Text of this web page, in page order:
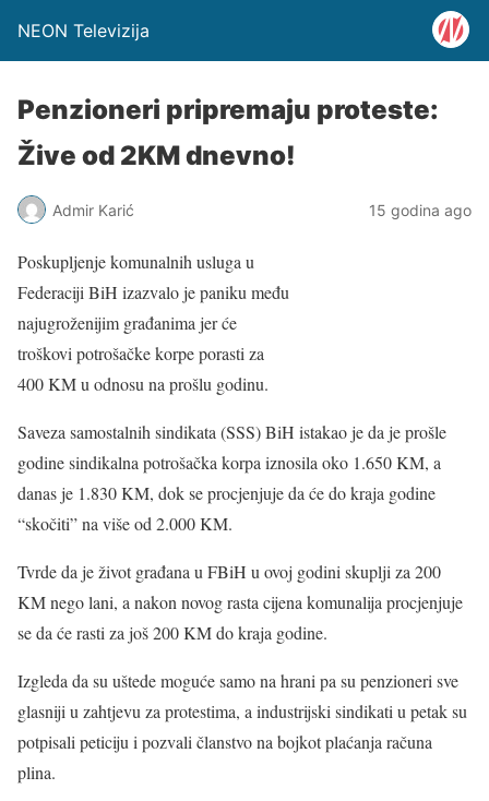
NEON Televizija
Penzioneri pripremaju proteste:
Žive od 2KM dnevno!
Admir Karić 15 godina ago
Poskupljenje komunalnih usluga u
Federaciji BiH izazvalo je paniku među
najugroženijim građanima jer će
troškovi potrošačke korpe porasti za
400 KM u odnosu na prošlu godinu.
Saveza samostalnih sindikata (SSS) BiH istakao je da je prošle
godine sindikalna potrošačka korpa iznosila oko 1.650 KM, a
danas je 1.830 KM, dok se procjenjuje da će do kraja godine
“skočiti” na više od 2.000 KM.
Tvrde da je život građana u FBiH u ovoj godini skuplji za 200
KM nego lani, a nakon novog rasta cijena komunalija procjenjuje
se da će rasti za još 200 KM do kraja godine.
Izgleda da su uštede moguće samo na hrani pa su penzioneri sve
glasniji u zahtjevu za protestima, a industrijski sindikati u petak su
potpisali peticiju i pozvali članstvo na bojkot plaćanja računa
plina.